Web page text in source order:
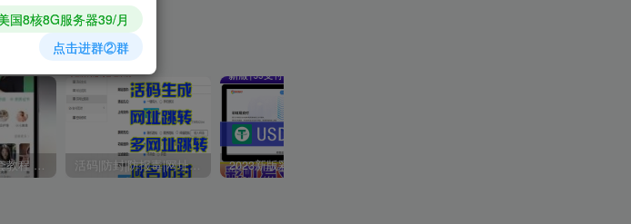
仿东郊到家 全套教程 适配公众号/小程序/APP 同城到家 同城推拿 技师入驻 活码|防封|防报毒|网址跳转|多网址跳转|活码生成
国8核8G服务器39/月
点击进群②群